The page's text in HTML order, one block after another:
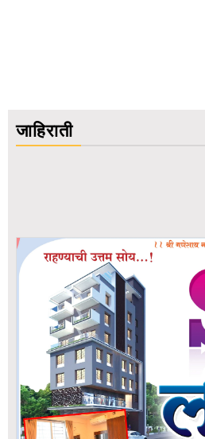
जाहिराती